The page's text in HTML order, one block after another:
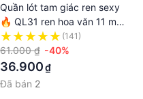
Quần lót tam giác ren sexy
🔥 QL31 ren hoa văn 11 màu
mẫu cổ điển gợi cảm }
(141)
61.000 ₫ -40%
36.900₫
Đã bán 2